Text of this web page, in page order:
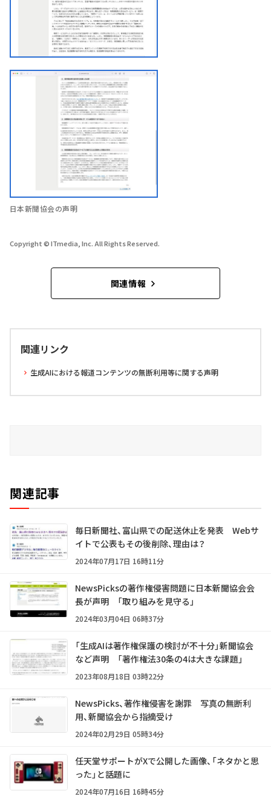
日本新聞協会の声明
Copyright © ITmedia, Inc. All Rights Reserved.
関連情報
関連リンク
生成AIにおける報道コンテンツの無断利用等に関する声明
関連記事
毎日新聞社、富山県での配送休止を発表 Webサ
イトで公表もその後削除、理由は？
2024年07月17日 16時11分
NewsPicksの著作権侵害問題に日本新聞協会会
長が声明 「取り組みを見守る」
2024年03月04日 06時37分
「生成AIは著作権保護の検討が不十分」新聞協会
など声明 「著作権法30条の4は大きな課題」
2023年08月18日 03時22分
NewsPicks、著作権侵害を謝罪 写真の無断利
用、新聞協会から指摘受け
2024年02月29日 05時34分
任天堂サポートがXで公開した画像、「ネタかと思
った」と話題に
2024年07月16日 16時45分